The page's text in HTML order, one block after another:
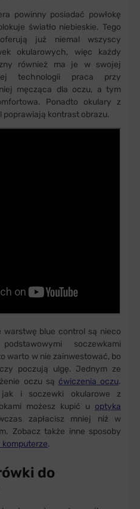
powinny posiadać powłokę
światło niebieskie. Tego
już niemal wszyscy
okularowych, więc każdy
również ma je w swojej
technologii praca przy
męcząca dla oczu, a tym
Ponadto okulary z
poprawiają kontrast obrazu.
warstwę blue control są nieco
soczewkami
warto w nie zainwestować, bo
poczują ulgę. Jednym ze
oczu są ćwiczenia oczu.
jak i soczewki okularowe z
możesz kupić u optyka
zapłacisz mniej niż w
Zobacz także inne sposoby
komputerze.
do